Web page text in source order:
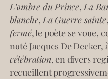
L’ombre du Prince, La
blanche, La Guerre sainte
fermé, le poète se voue,
noté Jacques De Decker,
célébration, en divers
recueillent